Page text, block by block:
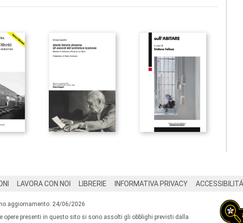
LAVORA CON NOI LIBRERIE INFORMATIVA PRIVACY ACCESSIBILITÁ
aggiornamento: 24/06/2026
opere presenti in questo sito si sono assolti gli obblighi previsti dalla